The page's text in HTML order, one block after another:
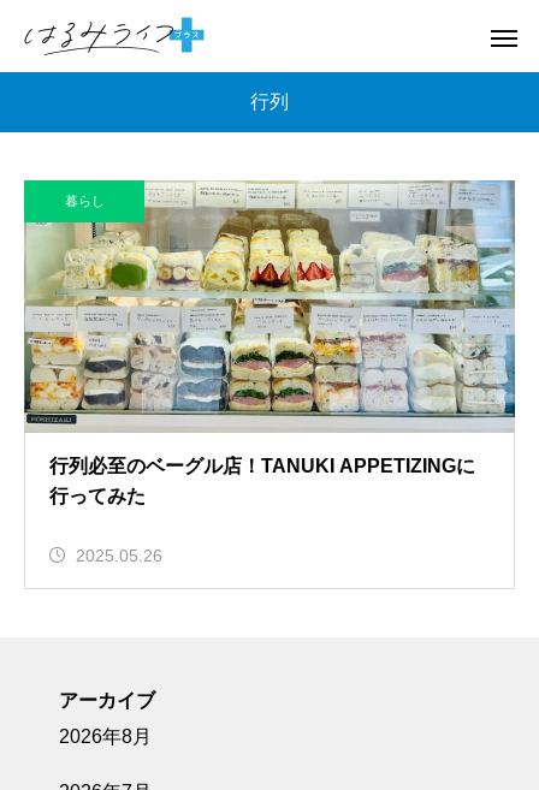
行列
暮らし
行列必至のベーグル店！TANUKI APPETIZINGに
行ってみた
2025.05.26
アーカイブ
2026年8月